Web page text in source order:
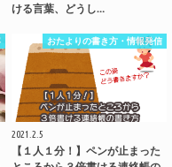
ける言葉、どうし…
おたよりの書き方・情報発信
2021.2.5
【１人１分！】ペンが止まった